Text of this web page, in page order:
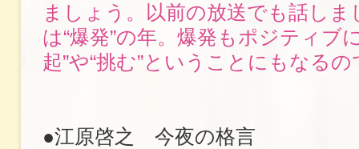
ましょう。以前の放送でも話しま
は“爆発”の年。爆発もポジティブ
起”や“挑む”ということにもなるの
●江原啓之 今夜の格言